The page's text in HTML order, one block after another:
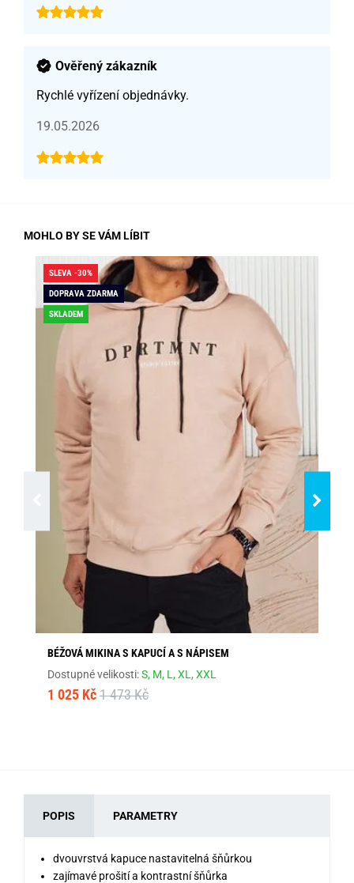
Ověřený zákazník
Rychlé vyřízení objednávky.
19.05.2026
MOHLO BY SE VÁM LÍBIT
SLEVA -30%
DOPRAVA ZDARMA
SKLADEM
BÉŽOVÁ MIKINA S KAPUCÍ A S NÁPISEM
Dostupné velikosti:S, M, L,XL,XXL
1 025 Kč 1 473 Kč
POPIS PARAMETRY
dvouvrstvá kapuce nastavitelná šňůrkou
zajímavé prošití a kontrastní šňůrka